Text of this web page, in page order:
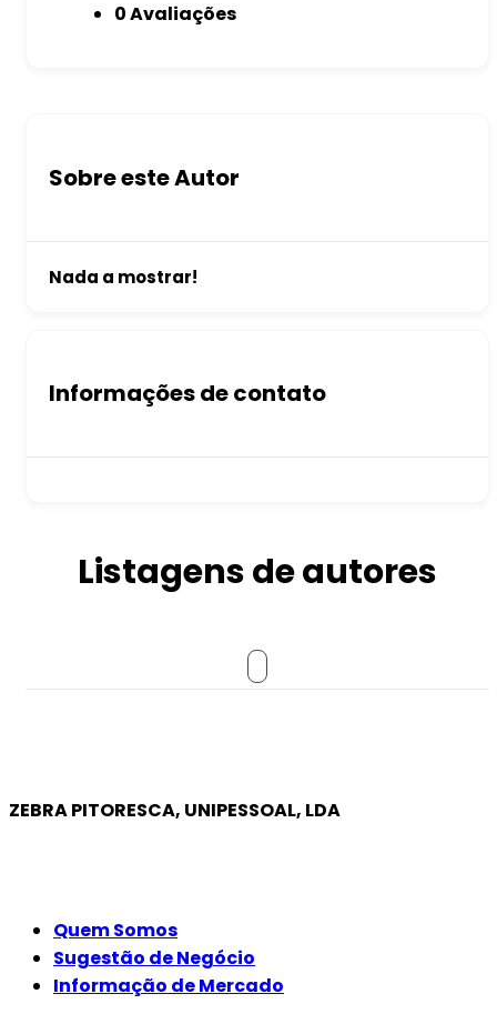
0 Avaliações
Sobre este Autor
Nada a mostrar!
Informações de contato
Listagens de autores
ZEBRA PITORESCA, UNIPESSOAL, LDA
Quem Somos
Sugestão de Negócio
Informação de Mercado